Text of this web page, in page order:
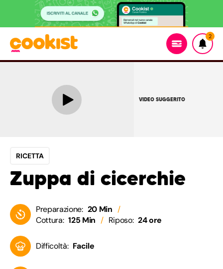
2
VIDEO SUGGERITO
RICETTA
Zuppa di cicerchie
Preparazione: 20 Min
Cottura: 125 Min Riposo: 24 ore
Difficoltà: Facile